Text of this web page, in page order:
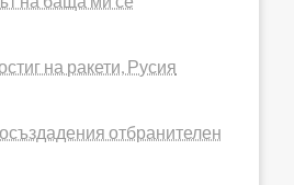
на ракети, Русия
отбранителен